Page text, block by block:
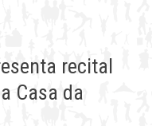
recital
Casa da